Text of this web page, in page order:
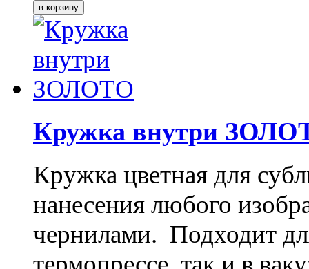
Кружка внутри
Кружка цветная для
нанесения любого
чернилами. Подходит